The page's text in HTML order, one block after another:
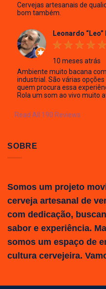
Cervejas artesanais de
bom também.
Leonardo “Leo”
10 meses atrás
Ambiente muito bacana
industrial. São várias
quem procura essa
Rola um som ao vivo muito
Read All 190 Reviews
SOBRE
Somos um projeto
cerveja artesanal de
com dedicação,
sabor e experiência.
somos um espaço de
cultura cervejeira.